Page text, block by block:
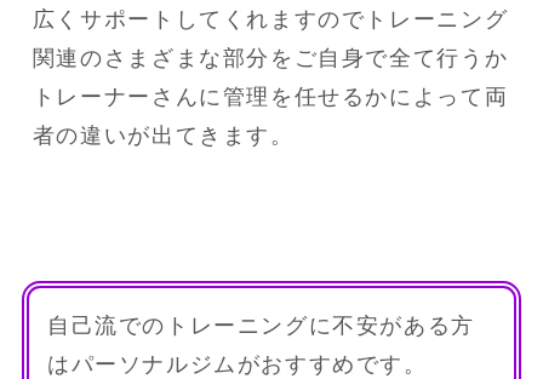
広くサポートしてくれますのでトレーニング
関連のさまざまな部分をご自身で全て行うか
トレーナーさんに管理を任せるかによって両
者の違いが出てきます。
自己流でのトレーニングに不安がある方
はパーソナルジムがおすすめです。